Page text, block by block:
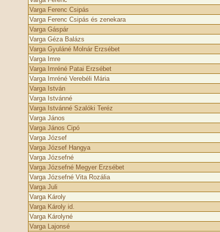
Varga Ferenc Csipás
Varga Ferenc Csipás és zenekara
Varga Gáspár
Varga Géza Balázs
Varga Gyuláné Molnár Erzsébet
Varga Imre
Varga Imréné Patai Erzsébet
Varga Imréné Verebéli Mária
Varga István
Varga Istvánné
Varga Istvánné Szalóki Teréz
Varga János
Varga János Cipó
Varga József
Varga József Hangya
Varga Józsefné
Varga Józsefné Megyer Erzsébet
Varga Józsefné Vita Rozália
Varga Juli
Varga Károly
Varga Károly id.
Varga Károlyné
Varga Lajonsé